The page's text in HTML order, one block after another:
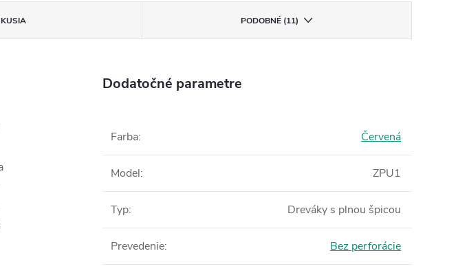
PODOBNÉ (11)
Dodatočné parametre
Farba: Červená
Model: ZPU1
Typ: Dreváky s plnou špicou
Prevedenie: Bez perforácie